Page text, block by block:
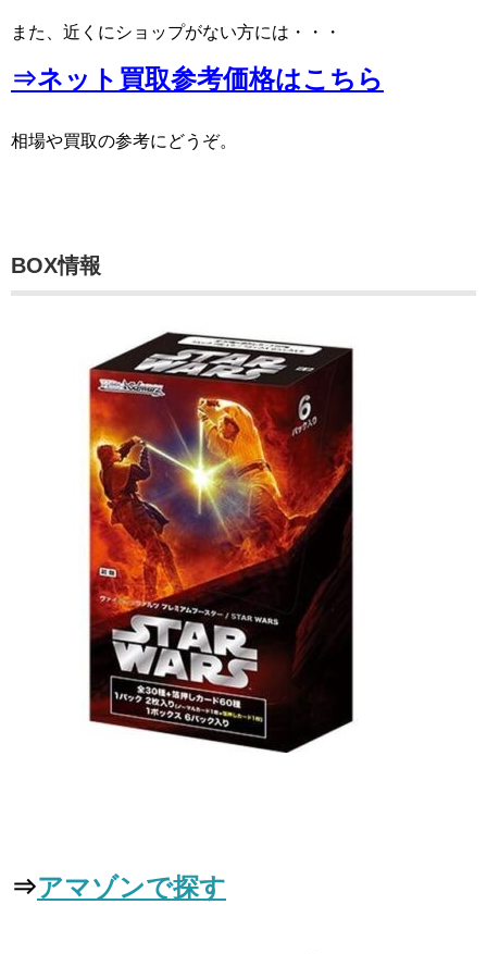
また、近くにショップがない方には・・・
⇒ネット買取参考価格はこちら
相場や買取の参考にどうぞ。
BOX情報
⇒アマゾンで探す